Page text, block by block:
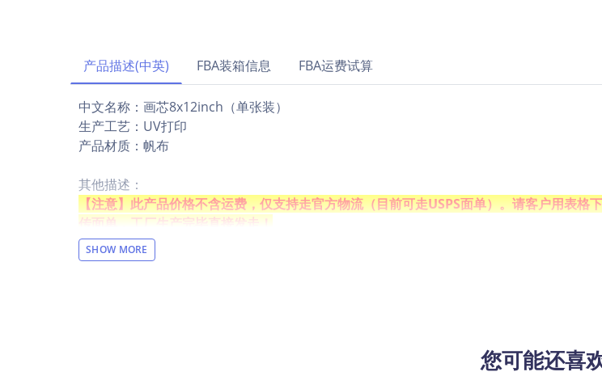
产品描述(中英) FBA装箱信息 FBA运费试算
中文名称：画芯8x12inch（单张装）
生产工艺：UV打印
产品材质：帆布
其他描述：
【注意】此产品价格不含运费，仅支持走官方物流（目前可走USPS面单）。请客户用表格
传面单，工厂生产完毕直接发走！
【设计说明】全幅印花
【材质说明】帆布
SHOW MORE
您可能还喜